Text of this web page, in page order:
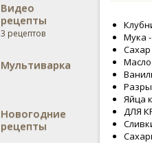
Видео
рецепты
3 рецептов
Мультиварка
Новогодние
рецепты
Мука
Сахар
Масло
Яйца
ДЛЯ